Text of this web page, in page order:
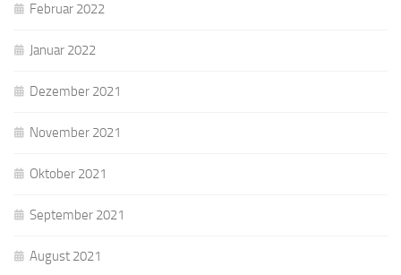
Februar 2022
Januar 2022
Dezember 2021
November 2021
Oktober 2021
September 2021
August 2021